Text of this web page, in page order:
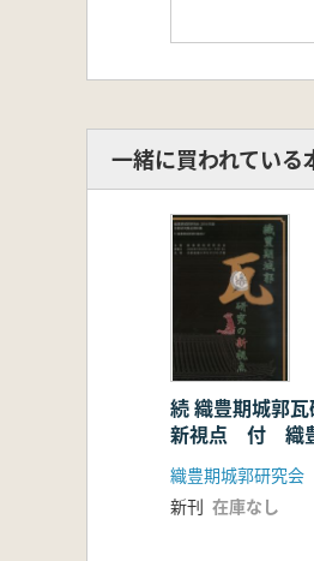
一緒に買われている
続 織豊期城郭
新視点 付 織
資料集成4
織豊期城郭研究会
新刊 在庫なし